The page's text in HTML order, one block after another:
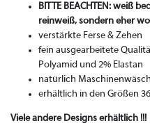
BITTE BEACHTEN: weiß
reinweiß, sondern eher
verstärkte Ferse & Zehen
fein ausgearbeitete
Polyamid und 2% Elastan
natürlich
erhältlich in den Größen
Viele andere Designs erhältlich !!!